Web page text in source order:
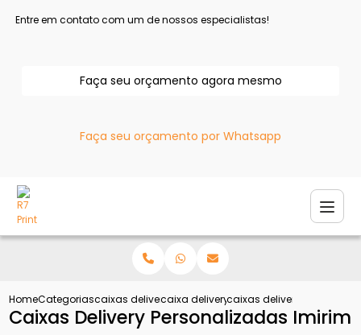
Entre em contato com um de nossos especialistas!
Faça seu orçamento agora mesmo
Faça seu orçamento por Whatsapp
HomeCategoriascaixas deliverycaixa delivery hamburguer
caixas delivery
Caixas Delivery Personalizadas Imirim